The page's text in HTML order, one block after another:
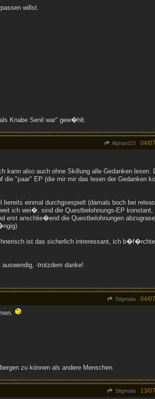
willst.
Knabe Senil war" gew�hlt.
Alphard23 04/
kann also auch ohne Skillung alle Gedanken lesen.
"paar" EP (die mir mir das lesen der Gedanken
einmal durchgsespielt (damals boch bei
ich wei�, sind die Questbelohnungs-EP
erst anschlie�end die Questbelohnungen
ist das sicherlich intreressant, ich
-trotzdem danke!
Stigmata 04/
zu können als andere Menschen.
Stigmata 13/